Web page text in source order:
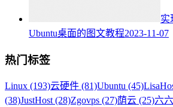
实
Ubuntu桌面的图文教程2023-11-07
热门标签
Linux (193)云硬件 (81)Ubuntu (45)
(38)JustHost (28)Zgovps (27)荫云 (25)六